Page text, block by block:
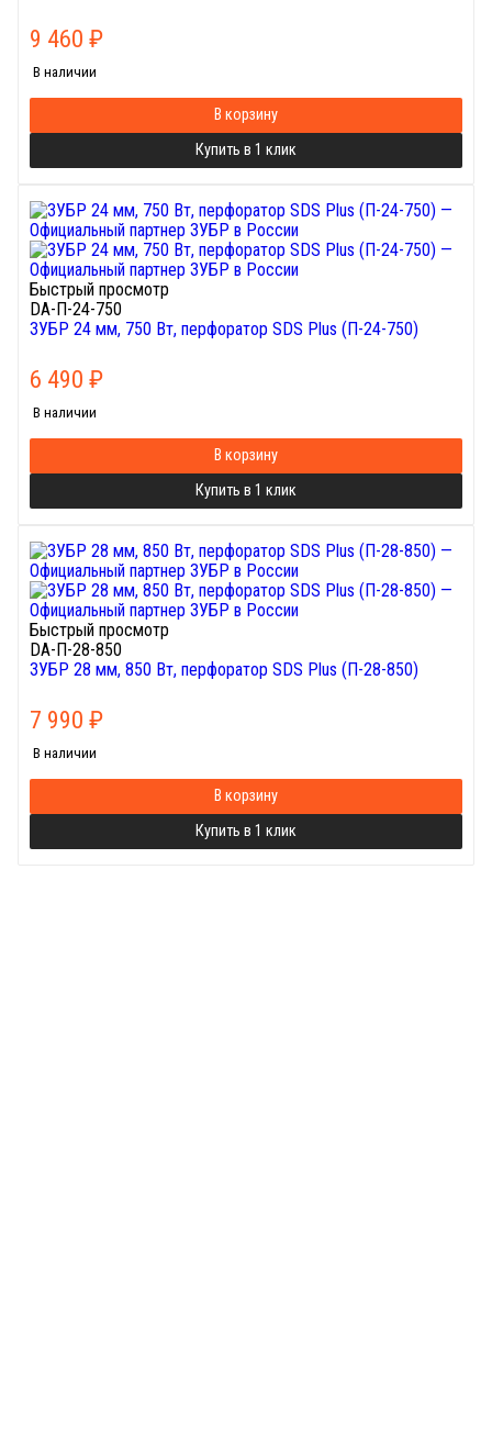
9 460 ₽
В наличии
В корзину
Купить в 1 клик
Быстрый просмотр
DA-П-24-750
ЗУБР 24 мм, 750 Вт, перфоратор SDS Plus (П-24-750)
6 490 ₽
В наличии
В корзину
Купить в 1 клик
Быстрый просмотр
DA-П-28-850
ЗУБР 28 мм, 850 Вт, перфоратор SDS Plus (П-28-850)
7 990 ₽
В наличии
В корзину
Купить в 1 клик